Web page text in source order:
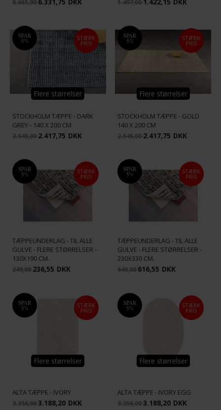
6.665,00 1.497,00
SPAR
5% STÆRK
PRIS
Flere størrelser
STOCKHOLM TÆPPE - DARK
GREY - 140 X 200 CM
2.545,002.417,75 DKK
SPAR
5% STÆRK
PRIS
Flere størrelser
STOCKHOLM TÆPPE - GOLD
140 X 200 CM
2.545,002.417,75 DKK
SPAR
5% STÆRK
PRIS
TÆPPEUNDERLAG - TIL ALLE
GULVE - FLERE STØRRELSER -
130X190 CM.
249,00236,55 DKK
SPAR
5% STÆRK
PRIS
TÆPPEUNDERLAG - TIL ALLE
GULVE - FLERE STØRRELSER -
230X330 CM.
649,00616,55 DKK
SPAR
5% STÆRK
PRIS
Flere størrelser
ALTA TÆPPE - IVORY
3.356,003.188,20 DKK
SPAR
5% STÆRK
PRIS
Flere størrelser
ALTA TÆPPE - IVORY EGG
3.356,003.188,20 DKK